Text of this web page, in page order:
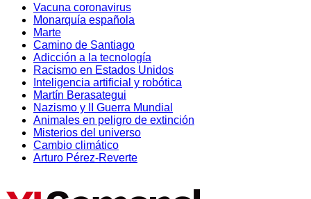
Vacuna coronavirus
Monarquía española
Marte
Camino de Santiago
Adicción a la tecnología
Racismo en Estados Unidos
Inteligencia artificial y robótica
Martín Berasategui
Nazismo y II Guerra Mundial
Animales en peligro de extinción
Misterios del universo
Cambio climático
Arturo Pérez-Reverte